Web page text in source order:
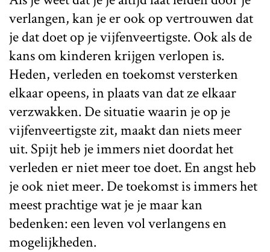
verlangen, kan je er ook op vertrouwen dat
je dat doet op je vijfenveertigste. Ook als de
kans om kinderen krijgen verlopen is.
Heden, verleden en toekomst versterken
elkaar opeens, in plaats van dat ze elkaar
verzwakken. De situatie waarin je op je
vijfenveertigste zit, maakt dan niets meer
uit. Spijt heb je immers niet doordat het
verleden er niet meer toe doet. En angst heb
je ook niet meer. De toekomst is immers het
meest prachtige wat je je maar kan
bedenken: een leven vol verlangens en
mogelijkheden.